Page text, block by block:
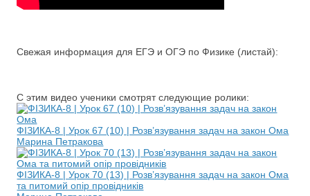
Свежая информация для ЕГЭ и ОГЭ по Физике (листай):
С этим видео ученики смотрят следующие ролики:
ФІЗИКА-8 | Урок 67 (10) | Розв’язування задач на закон Ома
Марина Петракова
ФІЗИКА-8 | Урок 70 (13) | Розв’язування задач на закон Ома
та питомий опір провідників